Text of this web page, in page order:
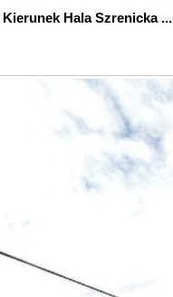
: Kierunek Hala Szrenicka ...